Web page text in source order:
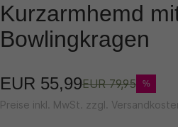
Kurzarmhemd
Bowlingkragen
EUR 55,99EUR 79,95 %
Preise inkl. MwSt. zzgl.